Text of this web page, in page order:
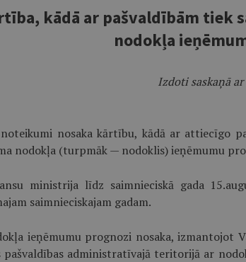
kādā ar pašvaldībām tiek
nodokļa
Izdoti saskaņā
noteikumi nosaka kārtību, kādā ar attiecīgo
nodokļa (turpmāk — nodoklis) ieņēmumu
ministrija līdz saimnieciskā gada
saimnieciskajam gadam.
ieņēmumu prognozi nosaka, izmantojot
pašvaldības administratīvajā teritorijā ar